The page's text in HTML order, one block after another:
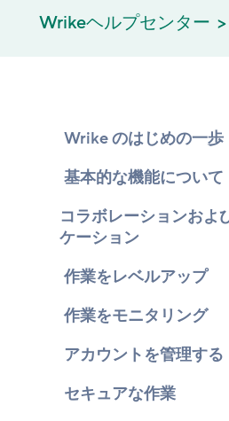
Wrikeヘルプセンター
Wrike のはじめの一歩
基本的な機能について
コラボレーションおよ
ケーション
作業をレベルアップ
作業をモニタリング
アカウントを管理する
セキュアな作業